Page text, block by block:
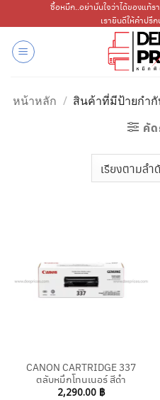
ไป
เนื้อหา
ซื้อหมึก..อย่ามั่นใจว่าได้ของแท้
เรายินดีให้คำปรึ
หน้าหลัก / สินค้าที่มีป้ายกำกั
คั
CANON CARTRIDGE 337
ตลับหมึกโทนเนอร์ สีดำ
2,290.00 ฿